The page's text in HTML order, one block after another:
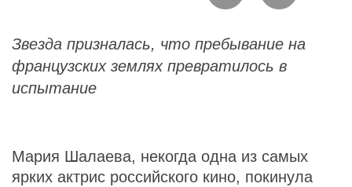
Звезда призналась, что пребывание на
французских землях превратилось в
испытание
Мария Шалаева, некогда одна из самых
ярких актрис российского кино, покинула